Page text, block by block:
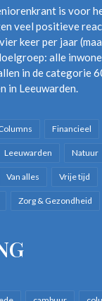
is voor
veel positieve
keer per jaar
alle
in de categorie
in Leeuwarden.
Financieel
Leeuwarden Natuur
Van alles Vrije tijd
Zorg & Gezondheid